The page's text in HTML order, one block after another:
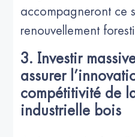
accompagneront ce
renouvellement
3. Investir
assurer
compétitivité de
industrielle bois